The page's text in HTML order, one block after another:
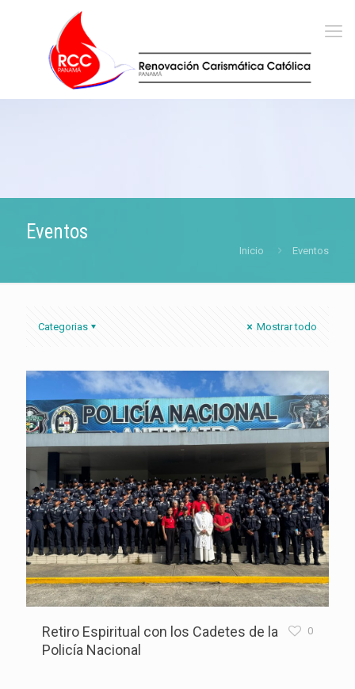
Eventos
Inicio Eventos
Categorias Mostrar todo
Retiro Espiritual con los Cadetes de la
Policía Nacional
0